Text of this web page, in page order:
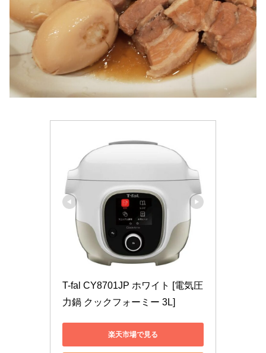
T-fal CY8701JP ホワイト [電気圧
力鍋 クックフォーミー 3L]
楽天市場で見る